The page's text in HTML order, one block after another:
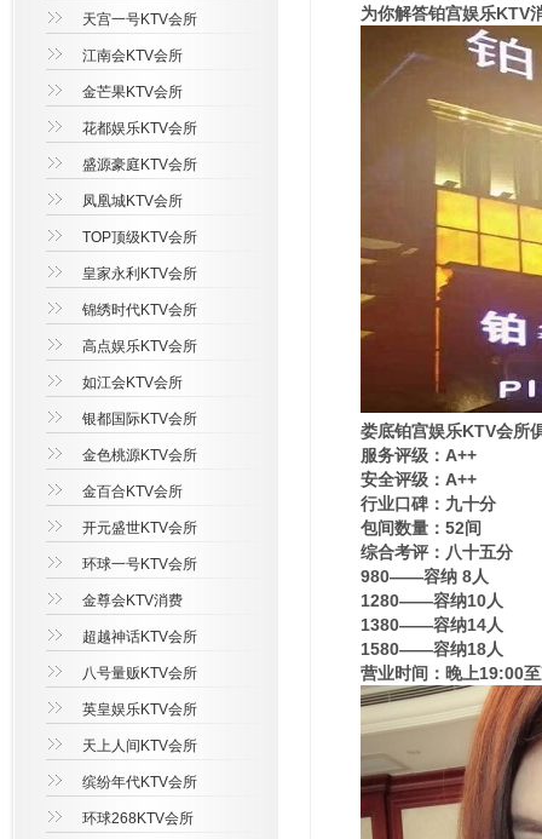
天宫一号KTV会所
江南会KTV会所
金芒果KTV会所
花都娱乐KTV会所
盛源豪庭KTV会所
凤凰城KTV会所
TOP顶级KTV会所
皇家永利KTV会所
锦绣时代KTV会所
高点娱乐KTV会所
如江会KTV会所
银都国际KTV会所
金色桃源KTV会所
金百合KTV会所
开元盛世KTV会所
环球一号KTV会所
金尊会KTV消费
超越神话KTV会所
八号量贩KTV会所
英皇娱乐KTV会所
天上人间KTV会所
缤纷年代KTV会所
环球268KTV会所
为你解答铂宫娱乐KTV
娄底铂宫娱乐KTV会所
服务评级：A++
安全评级：A++
行业口碑：九十分
包间数量：52间
综合考评：八十五分
980——容纳 8人
1280——容纳10人
1380——容纳14人
1580——容纳18人
营业时间：晚上19:00